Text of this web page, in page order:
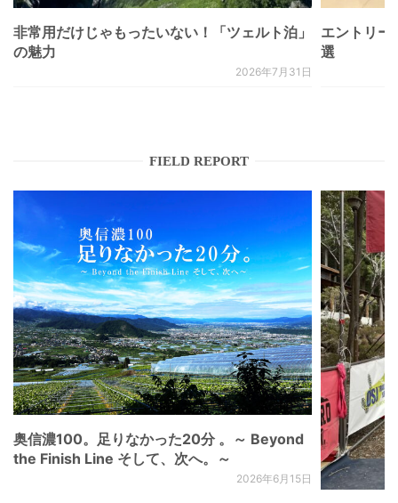
非常用だけじゃもったいない！「ツェルト泊」
の魅力
2026年7月31日
エントリー
選
FIELD REPORT
奥信濃100。足りなかった20分 。～ Beyond
the Finish Line そして、次へ。～
2026年6月15日